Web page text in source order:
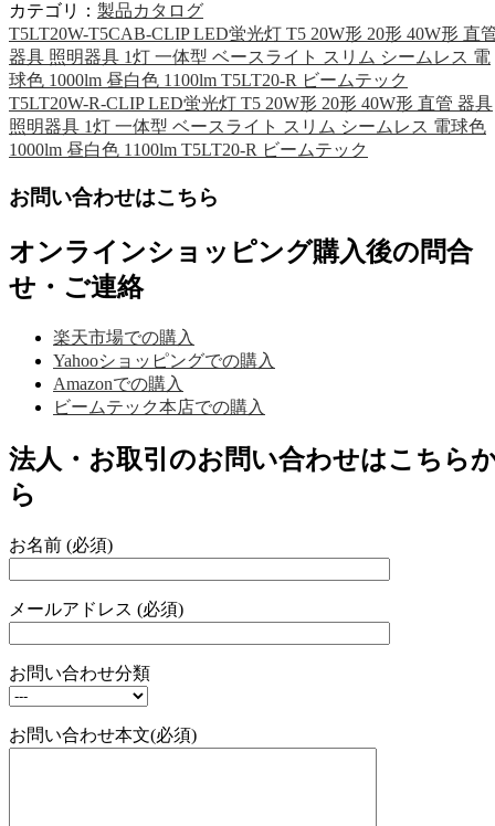
カテゴリ： 製品カタログ
T5LT20W-T5CAB-CLIP LED蛍光灯 T5 20W形 20形 40W形 直
器具 照明器具 1灯 一体型 ベースライト スリム シームレス 電
球色 1000lm 昼白色 1100lm T5LT20-R ビームテック
T5LT20W-R-CLIP LED蛍光灯 T5 20W形 20形 40W形 直管 器具
照明器具 1灯 一体型 ベースライト スリム シームレス 電球色
1000lm 昼白色 1100lm T5LT20-R ビームテック
お問い合わせはこちら
オンラインショッピング購入後の問合
せ・ご連絡
楽天市場での購入
Yahooショッピングでの購入
Amazonでの購入
ビームテック本店での購入
法人・お取引のお問い合わせはこちら
ら
お名前 (必須)
メールアドレス (必須)
お問い合わせ分類
お問い合わせ本文(必須)